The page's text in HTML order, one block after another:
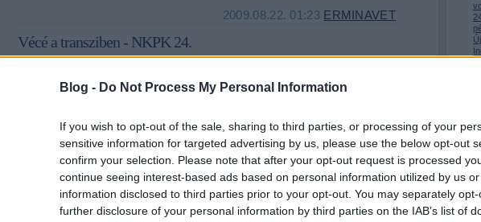
Blog - Do Not Process My Personal Information
If you wish to opt-out of the sale, sharing to third parties, or processing of your
sensitive information for targeted advertising by us, please use the below opt-out
confirm your selection. Please note that after your opt-out request is processed
continue seeing interest-based ads based on personal information utilized by us
information disclosed to third parties prior to your opt-out. You may separately
further disclosure of your personal information by third parties on the IAB’s list of
» Az
»
»
2009.08.22. 01:23 ERMINAVET
Vécé a transziben - NKPK 24.
Novoszibirszk és Moszkva között. Ha a szerelvényen élünk, fontos az
hogy ez lett a nagy kép. Nézzük meg…
Tetszik 0